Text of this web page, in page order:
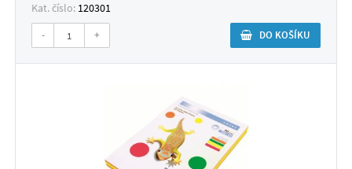
Kat. číslo: 120301
- + DO KOŠÍKU